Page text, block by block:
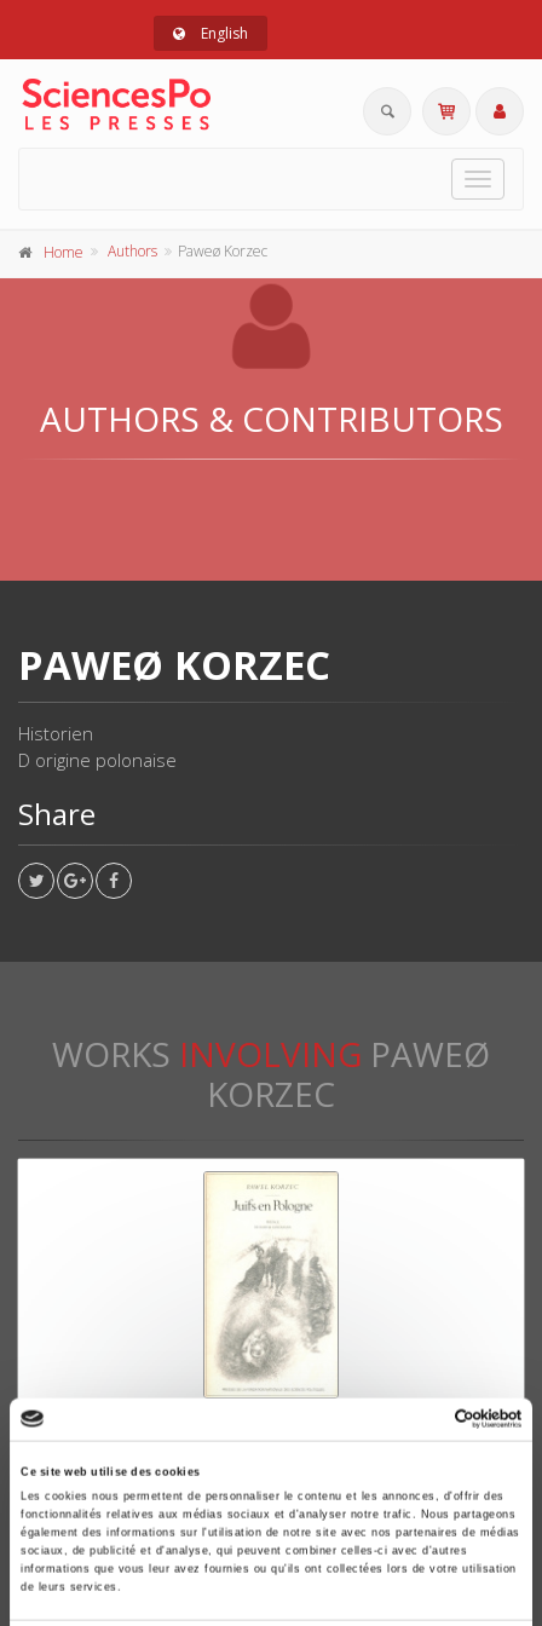
Ce site web utilise des cookies
Les cookies nous permettent de personnaliser le contenu et les annonces, d'offrir des
fonctionnalités relatives aux médias sociaux et d'analyser notre trafic. Nous partageons
également des informations sur l'utilisation de notre site avec nos partenaires de médias
sociaux, de publicité et d'analyse, qui peuvent combiner celles-ci avec d'autres
informations que vous leur avez fournies ou qu'ils ont collectées lors de votre utilisation
de leurs services.
English
Toggle
Home Authors Paweø Korzec
AUTHORS & CONTRIBUTORS
PAWEØ KORZEC
Historien
D origine polonaise
Share
WORKS INVOLVING PAWEØ
KORZEC
Juifs en Pologne
La question juive pendant l'entre-deux-guerres
Paweø Korzec